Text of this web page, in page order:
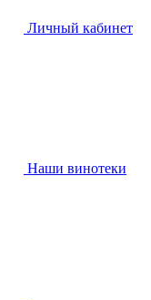
Личный кабинет
Наши винотеки